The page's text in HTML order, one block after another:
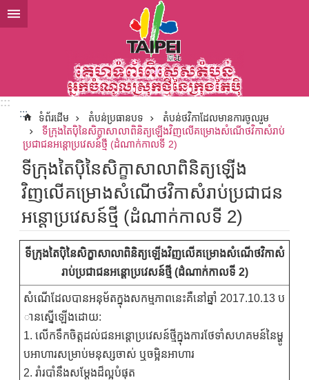
ទៅកាន់មាតិកាប្លុកមាតិកាសំខាន់
:::
:::
ទំព័រដើម តំបន់ប្រធានបទ
តំបន់ថវិកាដែលមានការចូលរួម
ទីក្រុងតៃប៉ិនៃសិក្ខាសាលាពិនិត្យឡើងវិញលើគម្រោងសំណើថវិកាសំរាប់
ប្រជាជនអន្តោប្រវេសន៍ថ្មី (ដំណាក់កាលទី 2)
ទីក្រុងតៃប៉ិនៃសិក្ខាសាលាពិនិត្យឡើង
វិញលើគម្រោងសំណើថវិកាសំរាប់ប្រជាជន
អន្តោប្រវេសន៍ថ្មី (ដំណាក់កាលទី 2)
ទីក្រុងតៃប៉ិនៃសិក្ខាសាលាពិនិត្យឡើងវិញលើគម្រោងសំណើថវិកាសំ
រាប់ប្រជាជនអន្តោប្រវេសន៍ថ្មី (ដំណាក់កាលទី 2)
សំណើដែលបានអនុម័តក្នុងសកម្មភាពនេះគឺនៅឆ្នាំ 2017.10.13 ប
ានស្នើឡើងដោយ:
1. លើកទឹកចិត្តដល់ជនអន្តោប្រវេសន៍ថ្មីក្នុងការថែទាំសហគមន៍នៃម្ហូ
បអាហារសម្រាប់មនុស្សចាស់ ឬចម្អិនអាហារ
2. រាំរបាំនឹងសម្តែងដ៏ល្អបំផុត